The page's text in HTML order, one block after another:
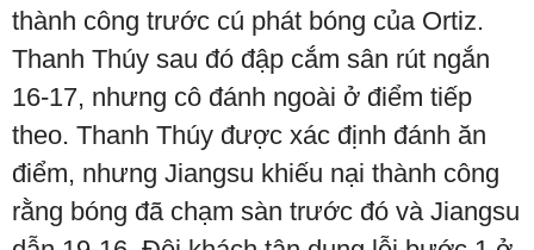
thành công trước cú phát bóng của Ortiz.
Thanh Thúy sau đó đập cắm sân rút ngắn
16-17, nhưng cô đánh ngoài ở điểm tiếp
theo. Thanh Thúy được xác định đánh ăn
điểm, nhưng Jiangsu khiếu nại thành công
rằng bóng đã chạm sàn trước đó và Jiangsu